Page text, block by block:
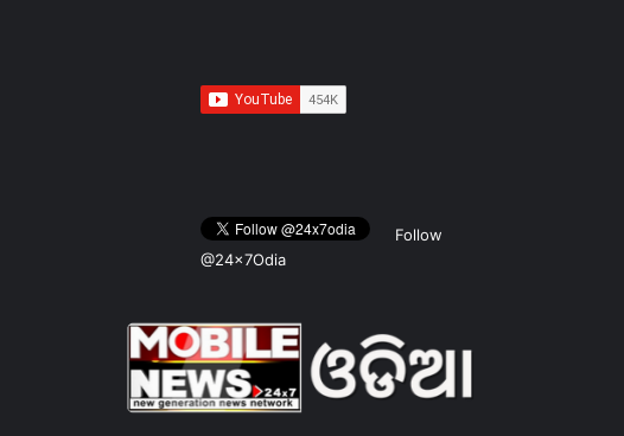
Follow
@24x7Odia